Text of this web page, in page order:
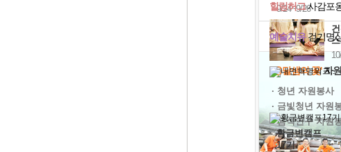
9/24~9/26
황금변캠프
17기
예술치유걷기명
힐링허그사감포
'옹달샘의 꽃'자
· 청년 자원봉사
· 금빛청년 자원
· 음식연구 자원